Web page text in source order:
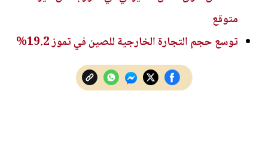
متوقع
توسع حجم التجارة الخارجية للصين في تموز 19.2%